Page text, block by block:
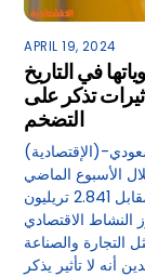
APRIL 19, 2024
في التاريخ
تأثيرات تذكر على
التضخم
(الإقتصادية)-19/04/2024فيما سجلت السيولة في الاقتصاد السعودي
خلال الأسبوع الماضي
المنتهي في 11 أبريل، عند 2.846 تريليون ريال، مقابل 2.841 تريليون
النشاط الاقتصادي
التجارة والصناعة